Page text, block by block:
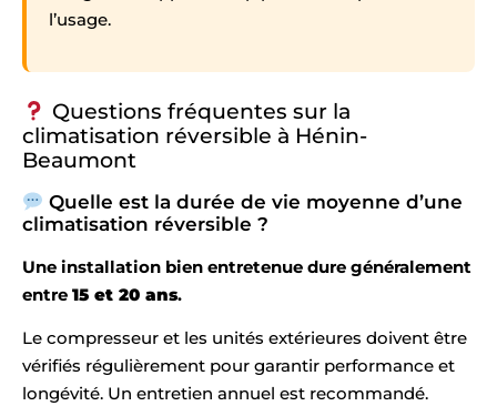
l’usage.
Questions fréquentes sur la
climatisation réversible à Hénin-
Beaumont
Quelle est la durée de vie moyenne d’une
climatisation réversible ?
Une installation bien entretenue dure généralement
entre 15 et 20 ans.
Le compresseur et les unités extérieures doivent être
vérifiés régulièrement pour garantir performance et
longévité. Un entretien annuel est recommandé.